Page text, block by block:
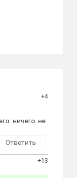
+4
ничего не
Ответить
+13